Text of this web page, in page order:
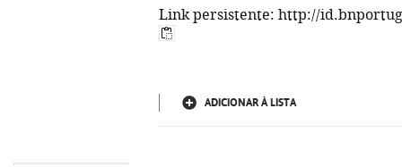
Link persistente: http://
ADICIONAR À LISTA